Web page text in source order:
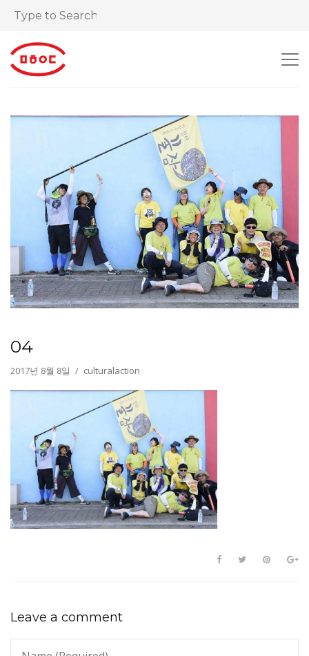
04
2017년 8월 8일 culturalaction
Leave a comment